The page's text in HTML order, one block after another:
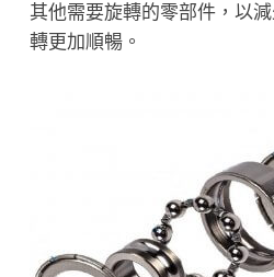
其他需要旋轉的零部件，以
轉更加順暢。